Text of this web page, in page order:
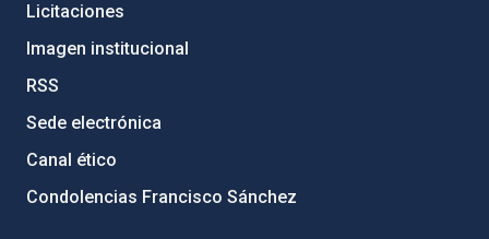
Licitaciones
Imagen institucional
RSS
Sede electrónica
Canal ético
Condolencias Francisco Sánchez